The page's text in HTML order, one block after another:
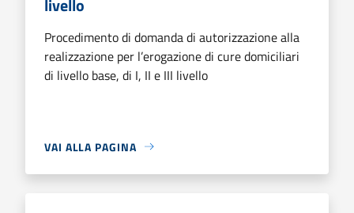
Procedimento di domanda di autorizzazione alla
realizzazione per l’erogazione di cure domiciliari
di livello base, di I, II e III livello
VAI ALLA PAGINA